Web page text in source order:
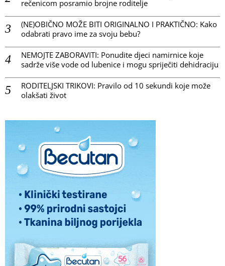
rečenicom posramio brojne roditelje
(NE)OBIČNO MOŽE BITI ORIGINALNO I PRAKTIČNO: Kako
odabrati pravo ime za svoju bebu?
NEMOJTE ZABORAVITI: Ponudite djeci namirnice koje
sadrže više vode od lubenice i mogu spriječiti dehidraciju
RODITELJSKI TRIKOVI: Pravilo od 10 sekundi koje može
olakšati život